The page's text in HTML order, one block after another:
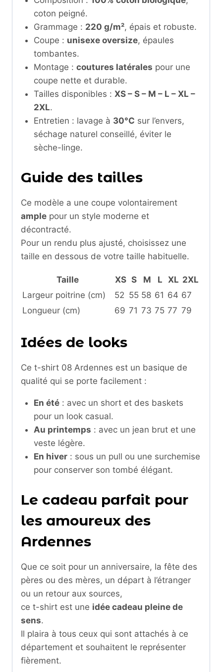
coton peigné.
Grammage : 220 g/m², épais et robuste.
Coupe : unisexe oversize, épaules
tombantes.
Montage : coutures latérales pour une
coupe nette et durable.
Tailles disponibles : XS – S – M – L – XL –
2XL.
Entretien : lavage à 30°C sur l’envers,
séchage naturel conseillé, éviter le
sèche-linge.
Guide des tailles
Ce modèle a une coupe volontairement
ample pour un style moderne et
décontracté.
Pour un rendu plus ajusté, choisissez une
taille en dessous de votre taille habituelle.
Taille XS S M L XL 2XL
Largeur poitrine (cm)
52 55 58 61 64 67
Longueur (cm)
69 71 73 75 77 79
Idées de looks
Ce t-shirt 08 Ardennes est un basique de
qualité qui se porte facilement :
En été: avec un short et des baskets
pour un look casual.
Au printemps : avec un jean brut et une
veste légère.
En hiver: sous un pull ou une surchemise
pour conserver son tombé élégant.
Le cadeau parfait pour
les amoureux des
Ardennes
Que ce soit pour un anniversaire, la fête des
pères ou des mères, un départ à l’étranger
ou un retour aux sources,
ce t-shirt est une idée cadeau pleine de
sens.
Il plaira à tous ceux qui sont attachés à ce
département et souhaitent le représenter
fièrement.